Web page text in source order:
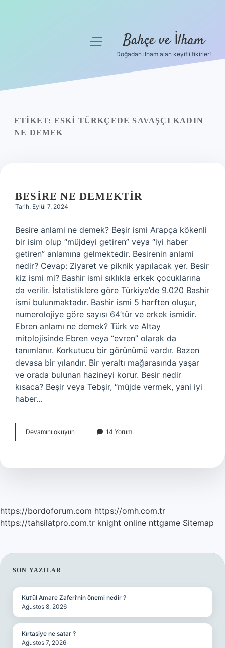
Yasal Uyarı
menüyü
Bahçe ve İlham
Doğadan ilham alan keyifli fikirler!
ETIKET: ESKI TÜRKÇEDE SAVAŞÇI KADIN
NE DEMEK
BESIRE NE DEMEKTIR
Tarih: Eylül 7, 2024
Besire anlami ne demek? Beşir ismi Arapça kökenli
bir isim olup “müjdeyi getiren” veya “iyi haber
getiren” anlamına gelmektedir. Besirenin anlami
nedir? Cevap: Ziyaret ve piknik yapılacak yer. Besir
kiz ismi mi? Bashir ismi sıklıkla erkek çocuklarına
da verilir. İstatistiklere göre Türkiye’de 9.020 Bashir
ismi bulunmaktadır. Bashir ismi 5 harften oluşur,
numerolojiye göre sayısı 64’tür ve erkek ismidir.
Ebren anlamı ne demek? Türk ve Altay
mitolojisinde Ebren veya “evren” olarak da
tanımlanır. Korkutucu bir görünümü vardır. Bazen
devasa bir yılandır. Bir yeraltı mağarasında yaşar
ve orada bulunan hazineyi korur. Besir nedir
kısaca? Beşir veya Tebşir, “müjde vermek, yani iyi
haber…
Devamını okuyun
Ne
14 Yorum
https://bordoforum.com https://omh.com.tr
https://tahsilatpro.com.tr knight online nttgame Sitemap
SIDEBAR
SON YAZILAR
Kut’ül Amare Zaferi’nin önemi nedir ?
Ağustos 8, 2026
Kırtasiye ne satar ?
Ağustos 7, 2026